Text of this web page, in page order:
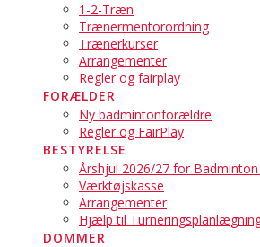
1-2-Træn
Trænermentorordning
Trænerkurser
Arrangementer
Regler og fairplay
FORÆLDER
Ny badmintonforældre
Regler og FairPlay
BESTYRELSE
Årshjul 2026/27 for
Værktøjskasse
Arrangementer
Hjælp til
DOMMER